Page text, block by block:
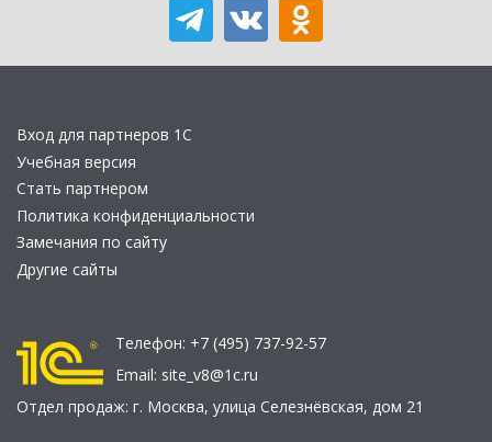
Вход для партнеров 1С
Учебная версия
Стать партнером
Политика конфиденциальности
Замечания по сайту
Другие сайты
Телефон: +7 (495) 737-92-57
Email: site_v8@1c.ru
Отдел продаж: г. Москва, улица Селезнёвская, дом 21